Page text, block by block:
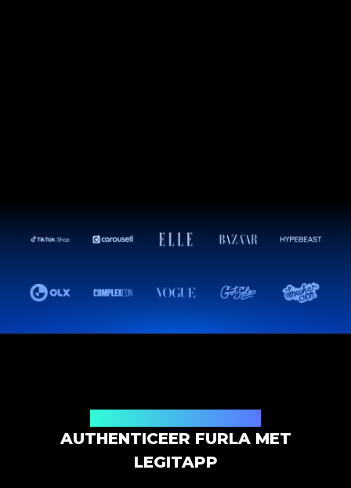
AUTHENTICEER FURLA MET
LEGITAPP